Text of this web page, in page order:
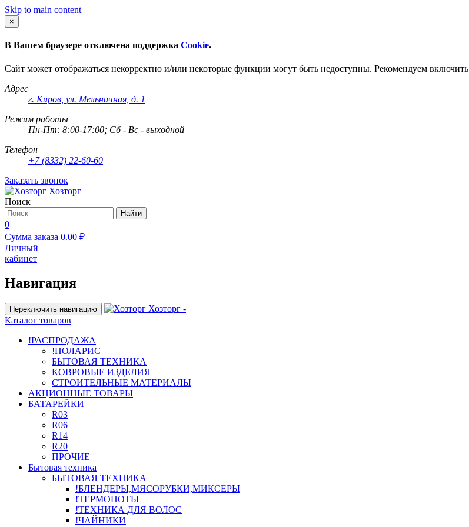
Skip to main content
×
В Вашем браузере отключена поддержка Cookie.
Сайт может отображаться некорректно и/или некоторые функции могут быть недоступны. Рекомендуем включить
Адрес
г. Киров ул. Мельничная, д. 1
Режим работы
Пн-Пт: 8:00-17:00; Сб - Вс - выходной
Телефон
+7 (8332) 22-60-60
Заказать звонок
Хозторг
Поиск
Найти
0
Сумма заказа 0.00 ₽
Личный
кабинет
Навигация
Переключить навигацию
Хозторг -
Каталог товаров
!РАСПРОДАЖА
!ПОЛАРИС
БЫТОВАЯ ТЕХНИКА
КОВРОВЫЕ ИЗДЕЛИЯ
СТРОИТЕЛЬНЫЕ МАТЕРИАЛЫ
АКЦИОННЫЕ ТОВАРЫ
БАТАРЕЙКИ
R03
R06
R14
R20
ПРОЧИЕ
Бытовая техника
БЫТОВАЯ ТЕХНИКА
!БЛЕНДЕРЫ,МЯСОРУБКИ,МИКСЕРЫ
!ТЕРМОПОТЫ
!ТЕХНИКА ДЛЯ ВОЛОС
!ЧАЙНИКИ